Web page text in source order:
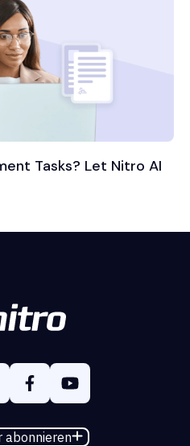
Tasks? Let Nitro AI
abonnieren